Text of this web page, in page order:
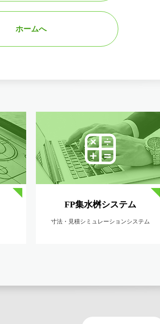
ホームへ
FP集水桝システム
寸法・見積シミュレーションシステム